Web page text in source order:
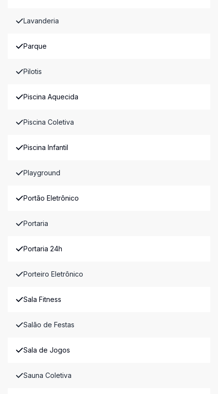
Lavanderia
Parque
Pilotis
Piscina Aquecida
Piscina Coletiva
Piscina Infantil
Playground
Portão Eletrônico
Portaria
Portaria 24h
Porteiro Eletrônico
Sala Fitness
Salão de Festas
Sala de Jogos
Sauna Coletiva